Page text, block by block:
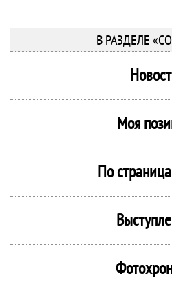
В РАЗДЕЛЕ
Моя
По